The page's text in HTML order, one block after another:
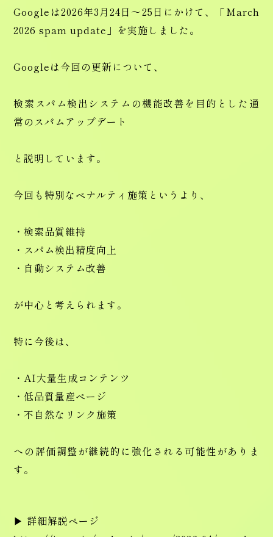
Googleは2026年3月24日〜25日にかけて、「March
2026 spam update」を実施しました。
Googleは今回の更新について、
検索スパム検出システムの機能改善を目的とした通
常のスパムアップデート
と説明しています。
今回も特別なペナルティ施策というより、
・検索品質維持
・スパム検出精度向上
・自動システム改善
が中心と考えられます。
特に今後は、
・AI大量生成コンテンツ
・低品質量産ページ
・不自然なリンク施策
への評価調整が継続的に強化される可能性がありま
す。
▶ 詳細解説ページ